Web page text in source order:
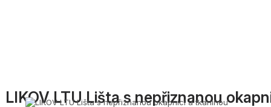
LIKOV LTU Lišta s nepřiznanou